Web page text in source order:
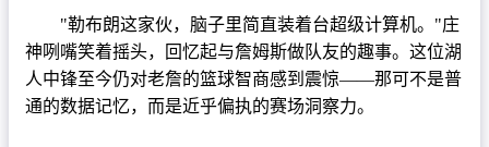
意甲
世界杯
"勒布朗这家伙，脑子里简直装着台超级计算机。"庄
神咧嘴笑着摇头，回忆起与詹姆斯做队友的趣事。这位湖
人中锋至今仍对老詹的篮球智商感到震惊——那可不是普
通的数据记忆，而是近乎偏执的赛场洞察力。